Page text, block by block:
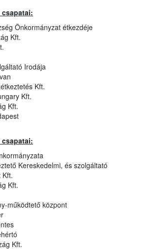
Önkormányzat étkezdéje
Kft.
Irodája
Kft.
Kft.
Kft.
Kereskedelmi, és szolgáltató
Kft.
Kft.
működtető központ
Kft.